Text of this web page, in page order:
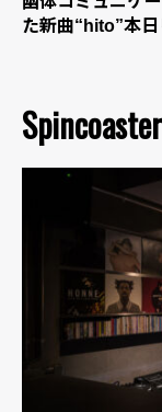
た新曲“hito”本日